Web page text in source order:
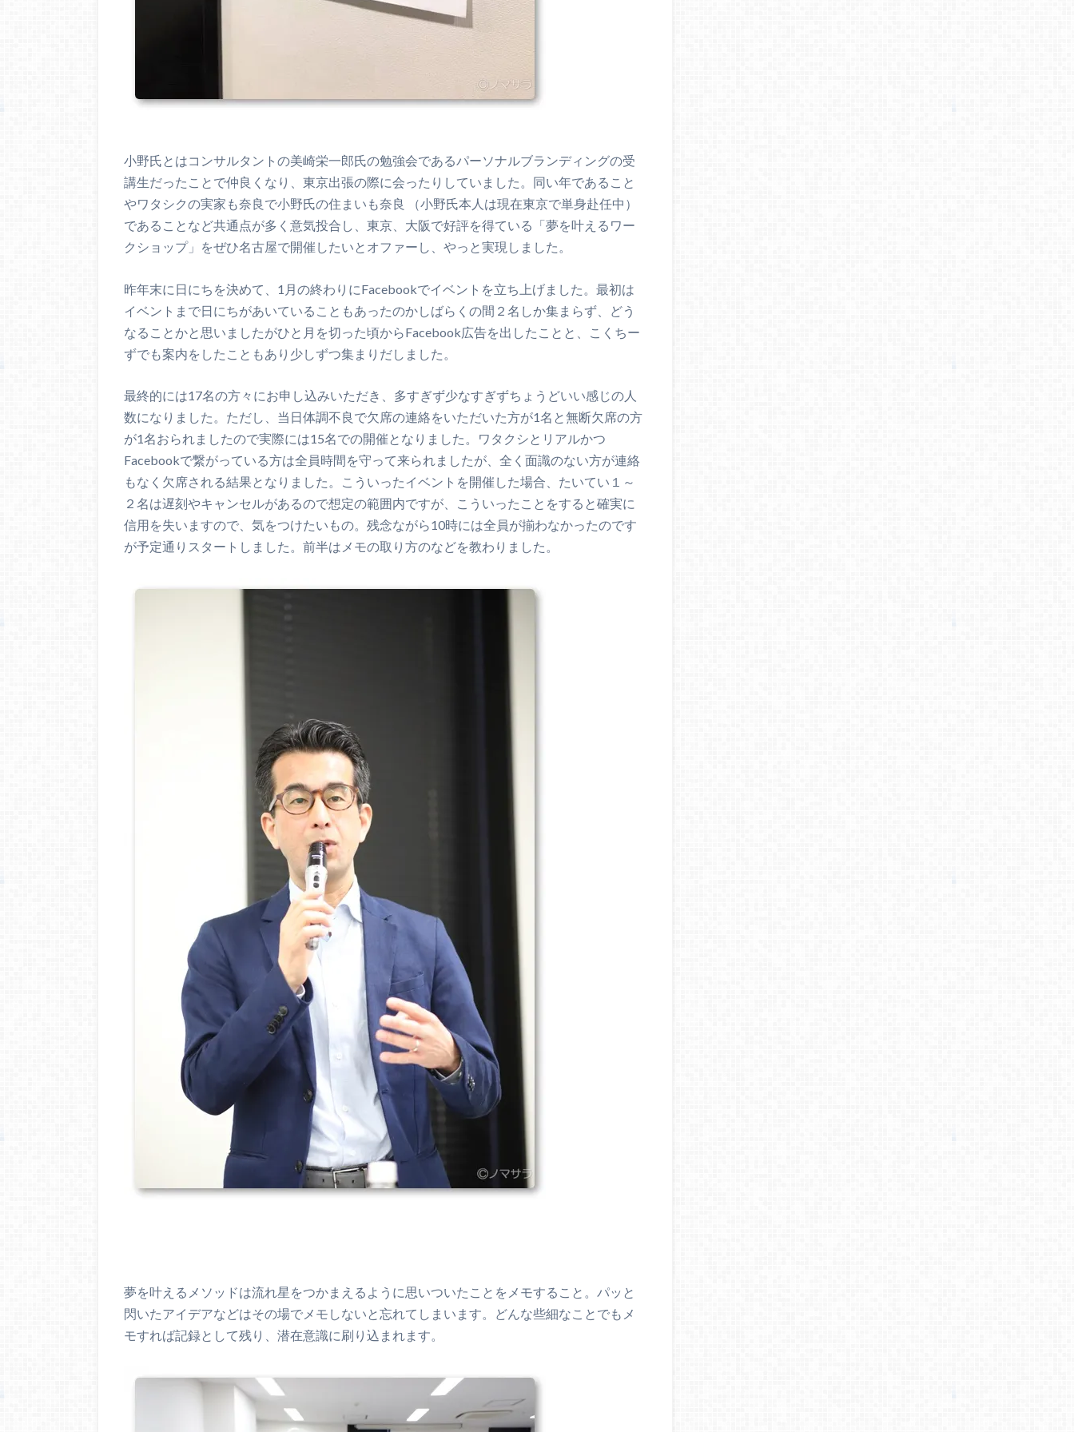
小野氏とはコンサルタントの美崎栄一郎氏の勉強会であるパーソナルブランディングの受
講生だったことで仲良くなり、東京出張の際に会ったりしていました。同い年であること
やワタシクの実家も奈良で小野氏の住まいも奈良 （小野氏本人は現在東京で単身赴任中）
であることなど共通点が多く意気投合し、東京、大阪で好評を得ている「夢を叶えるワー
クショップ」をぜひ名古屋で開催したいとオファーし、やっと実現しました。
昨年末に日にちを決めて、1月の終わりにFacebookでイベントを立ち上げました。最初は
イベントまで日にちがあいていることもあったのかしばらくの間２名しか集まらず、どう
なることかと思いましたがひと月を切った頃からFacebook広告を出したことと、こくちー
ずでも案内をしたこともあり少しずつ集まりだしました。
最終的には17名の方々にお申し込みいただき、多すぎず少なすぎずちょうどいい感じの人
数になりました。ただし、当日体調不良で欠席の連絡をいただいた方が1名と無断欠席の方
が1名おられましたので実際には15名での開催となりました。ワタクシとリアルかつ
Facebookで繋がっている方は全員時間を守って来られましたが、全く面識のない方が連絡
もなく欠席される結果となりました。こういったイベントを開催した場合、たいてい１～
２名は遅刻やキャンセルがあるので想定の範囲内ですが、こういったことをすると確実に
信用を失いますので、気をつけたいもの。残念ながら10時には全員が揃わなかったのです
が予定通りスタートしました。前半はメモの取り方のなどを教わりました。
夢を叶えるメソッドは流れ星をつかまえるように思いついたことをメモすること。パッと
閃いたアイデアなどはその場でメモしないと忘れてしまいます。どんな些細なことでもメ
モすれば記録として残り、潜在意識に刷り込まれます。